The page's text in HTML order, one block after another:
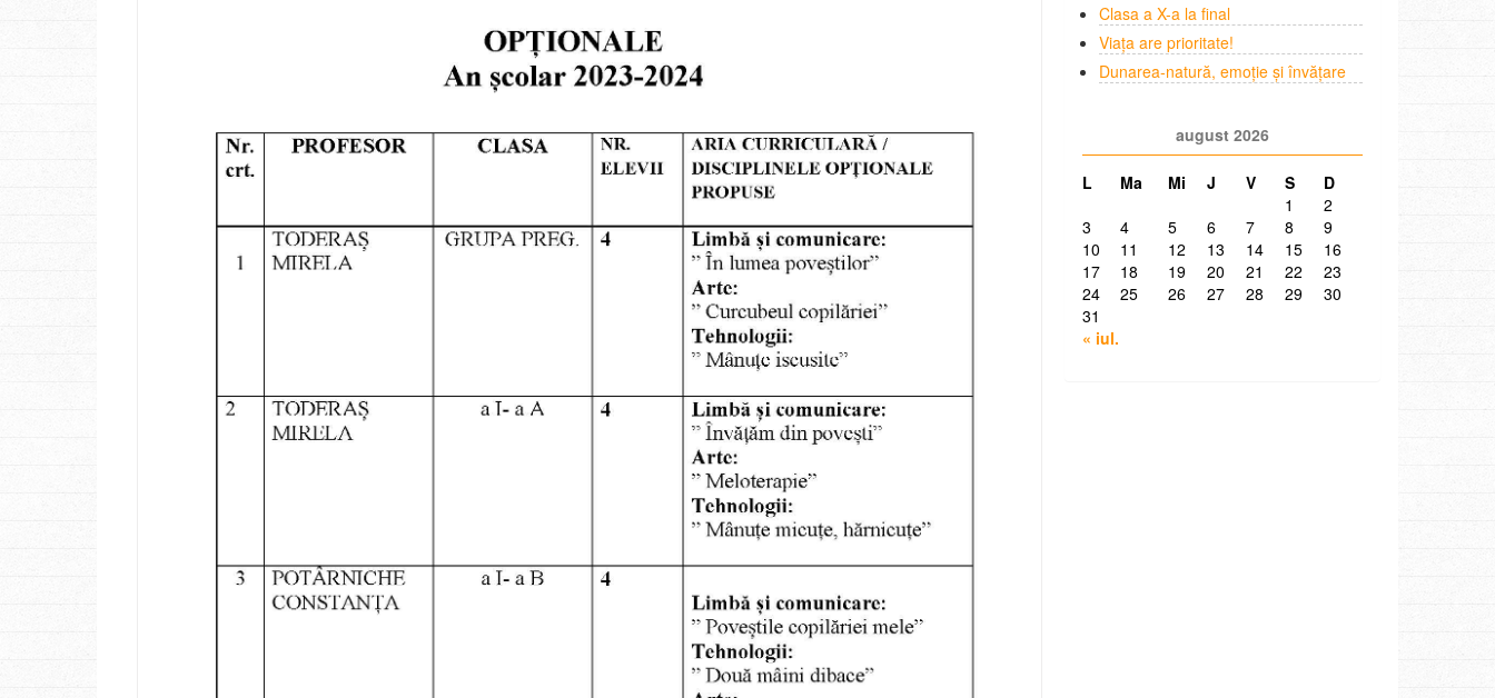
Clasa a X-a la final
Viața are prioritate!
Dunarea-natură, emoție și învățare
august 2026
L Ma Mi J V S
D
1
2
3
4 5 6 7 8
9
10
11 12 13 14 15
16
17
18 19 20 21 22
23
24
25 26 27 28 29
30
31
« iul.